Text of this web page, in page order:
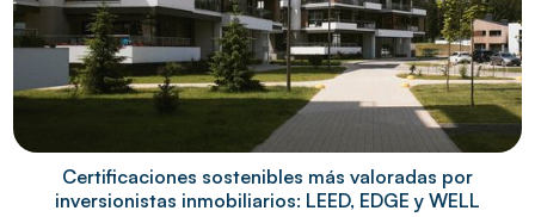
Certificaciones sostenibles más valoradas por
inversionistas inmobiliarios: LEED, EDGE y WELL